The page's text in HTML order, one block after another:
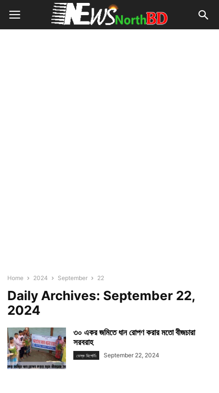
Home 2024 September 22
Daily Archives: September 22,
2024
৩০ একর জমিতে ধান রোপণ করার মতো বীজচারা
সরবরাহ
ডেস্ক রিপোর্টঃ September 22, 2024